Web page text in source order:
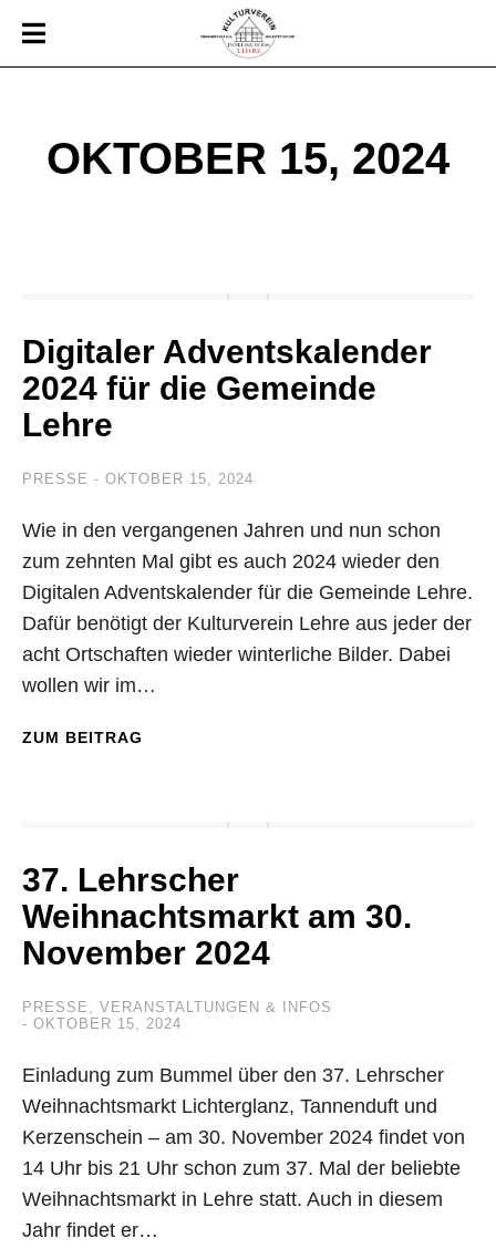
OKTOBER 15, 2024
Digitaler Adventskalender
2024 für die Gemeinde
Lehre
PRESSE OKTOBER 15, 2024
Wie in den vergangenen Jahren und nun schon
zum zehnten Mal gibt es auch 2024 wieder den
Digitalen Adventskalender für die Gemeinde Lehre.
Dafür benötigt der Kulturverein Lehre aus jeder der
acht Ortschaften wieder winterliche Bilder. Dabei
wollen wir im…
ZUM BEITRAG
37. Lehrscher
Weihnachtsmarkt am 30.
November 2024
PRESSE , VERANSTALTUNGEN & INFOS
OKTOBER 15, 2024
Einladung zum Bummel über den 37. Lehrscher
Weihnachtsmarkt Lichterglanz, Tannenduft und
Kerzenschein – am 30. November 2024 findet von
14 Uhr bis 21 Uhr schon zum 37. Mal der beliebte
Weihnachtsmarkt in Lehre statt. Auch in diesem
Jahr findet er…